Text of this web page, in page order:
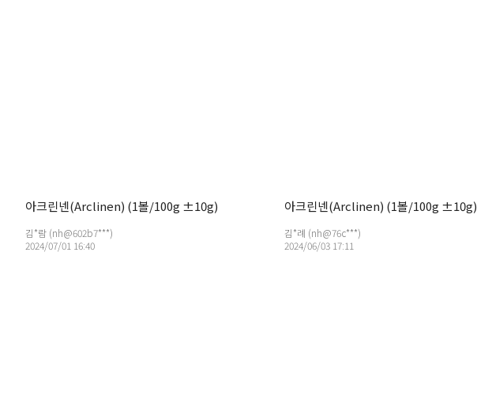
아크린넨(Arclinen) (1볼/100g ±10g)
김*람 (nh@602b7***)
2024/07/01 16:40
아크린넨(Arclinen) (1볼/100g ±10g)
김*례 (nh@76c***)
2024/06/03 17:11